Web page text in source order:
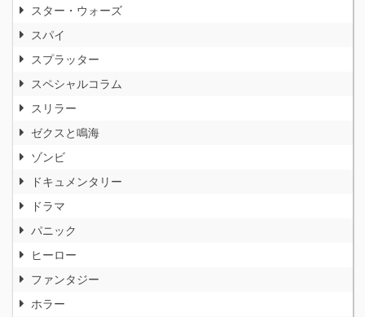
スター・ウォーズ
スパイ
スプラッター
スペシャルコラム
スリラー
ゼクスと鳴海
ゾンビ
ドキュメンタリー
ドラマ
パニック
ヒーロー
ファンタジー
ホラー